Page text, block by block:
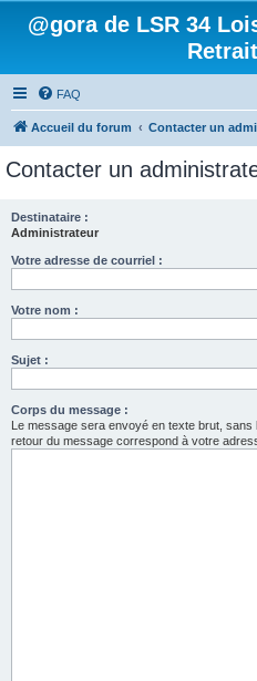
@gora de LSR 34
FAQ
Accueil du forum Contacter un
Contacter un
Destinataire :
Administrateur
Votre adresse de courriel :
Votre nom :
Sujet :
Corps du message :
Le message sera envoyé en texte brut, sans
retour du message correspond à votre